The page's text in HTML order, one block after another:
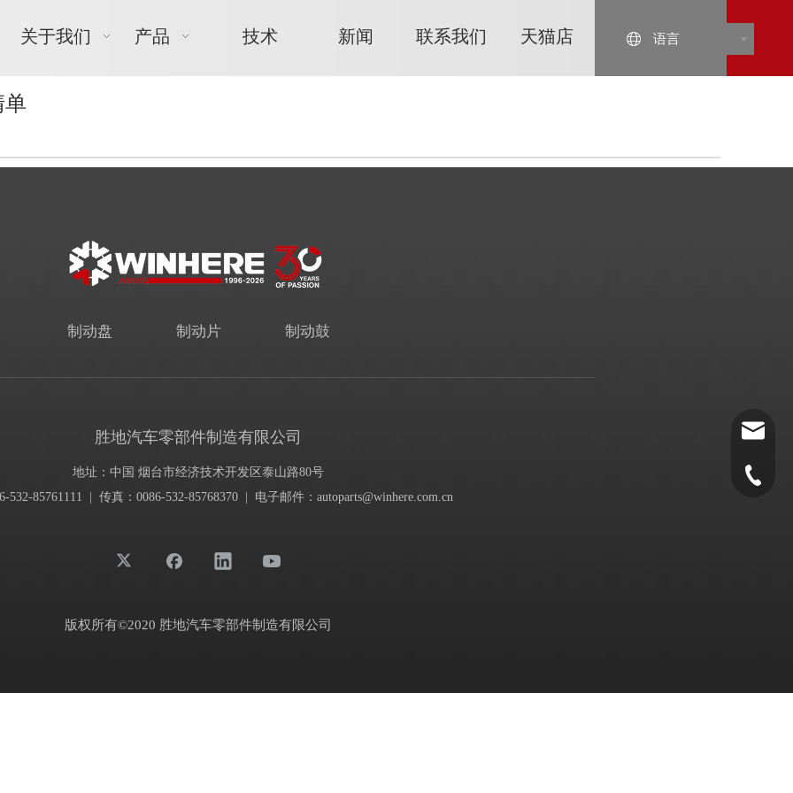
关于我们 产品 技术 新闻 联系我们 天猫店 语言
单
制动盘 制动片 制动鼓
0086-
胜地汽车零部件制造有限公司
地址：中国 烟台市经济技术开发区泰山路80号
532-85761111 | 传真：0086-532-85768370 | 电子邮件： autoparts@winhere.com.cn
版权所有©2020 胜地汽车零部件制造有限公司